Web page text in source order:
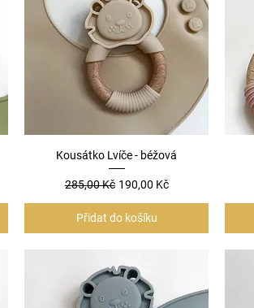
Rychlý náhled
Kousátko Lvíče - béžová
Běžná cena
285,00 Kč Zvýhodněná cena
190,00 Kč
Přidat do košíku